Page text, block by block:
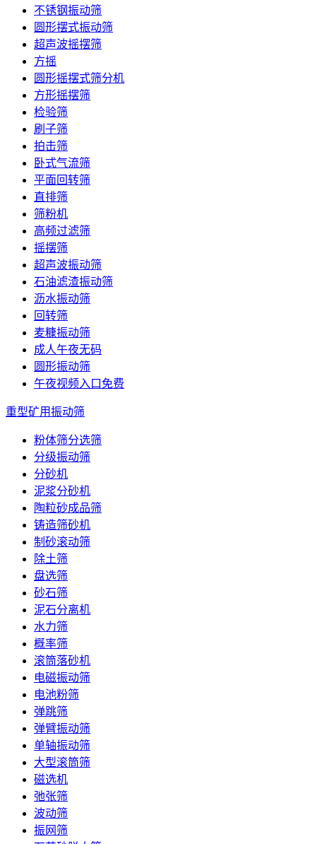
不锈钢振动筛
圆形摆式振动筛
超声波摇摆筛
方摇
圆形摇摆式筛分机
方形摇摆筛
检验筛
刷子筛
拍击筛
卧式气流筛
平面回转筛
直排筛
筛粉机
高频过滤筛
摇摆筛
超声波振动筛
石油滤渣振动筛
沥水振动筛
回转筛
麦糠振动筛
成人午夜无码
圆形振动筛
午夜视频入口免费
重型矿用振动筛
粉体筛分选筛
分级振动筛
分砂机
泥浆分砂机
陶粒砂成品筛
铸造筛砂机
制砂滚动筛
除土筛
盘选筛
砂石筛
泥石分离机
水力筛
概率筛
滚筒落砂机
电磁振动筛
电池粉筛
弹跳筛
弹臂振动筛
单轴振动筛
大型滚筒筛
磁选机
弛张筛
波动筛
振网筛